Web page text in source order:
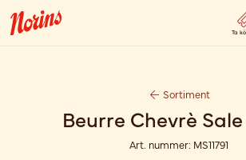
Ta
Sortiment
Beurre Chevrè
Art. nummer: MS11791